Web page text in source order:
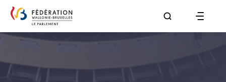
Aller à la page